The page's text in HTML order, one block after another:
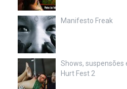
Manifesto Freak
Shows,
Hurt Fest 2